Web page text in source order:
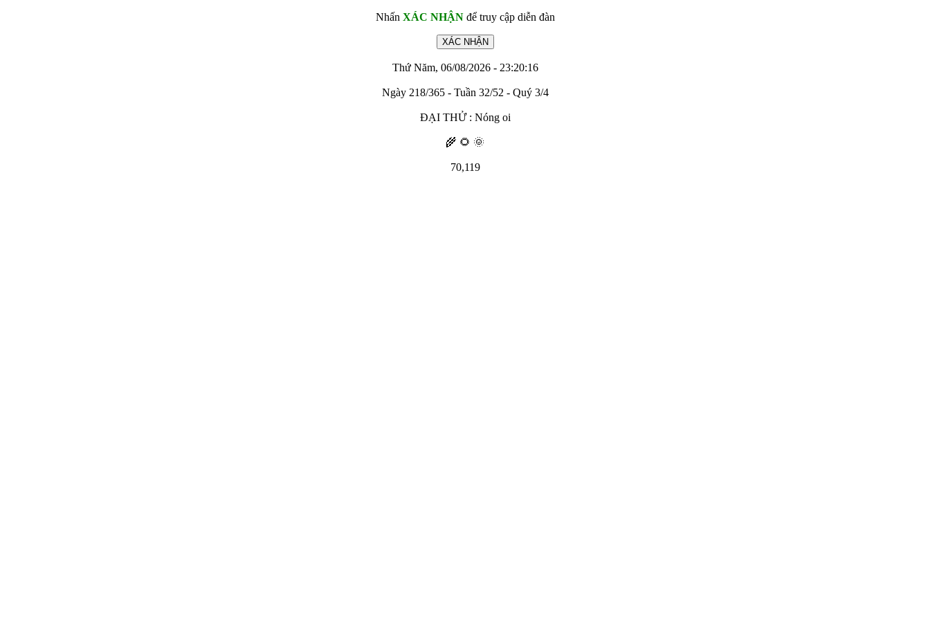
Nhấn XÁC NHẬNđể truy cập diễn đàn
Thứ Năm, 06/08/2026 - 23:20:16
Ngày 218/365 - Tuần 32/52 - Quý 3/4
ĐẠI THỬ : Nóng oi
🌾 🌻 🌞
70,119